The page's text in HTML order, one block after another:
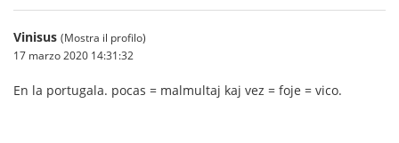
Vinisus (Mostra il profilo)
17 marzo 2020 14:31:32
En la portugala. pocas = malmultaj kaj vez = foje = vico.